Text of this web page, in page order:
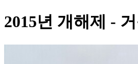
2015년 개해제 -